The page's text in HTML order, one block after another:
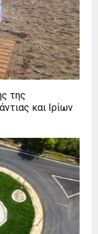
της
και Ιρίων